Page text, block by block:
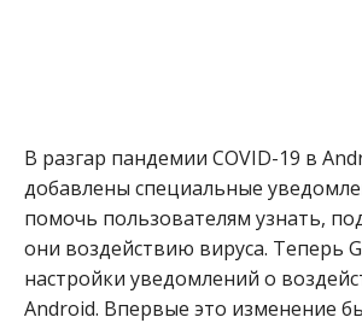
В разгар пандемии COVID-19 в
добавлены специальные
помочь пользователям узнать,
они воздействию вируса. Теперь
настройки уведомлений о
Android. Впервые это изменение